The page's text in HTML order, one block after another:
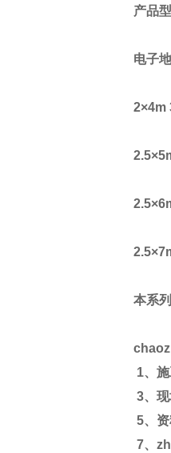
产品
电子
2×4m
2.5×
2.5×
2.5×
本系
1、
3、
5、
7、